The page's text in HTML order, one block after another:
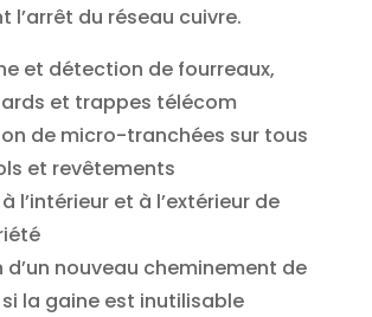
l’arrêt du réseau cuivre.
et détection de fourreaux,
et trappes télécom
de micro-tranchées sur tous
et revêtements
l’intérieur et à l’extérieur de
d’un nouveau cheminement de
la gaine est inutilisable